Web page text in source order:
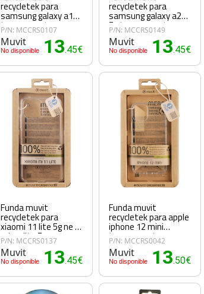
recycletek para
samsung galaxy a12
transparente
P/N: MCCRS0107
Muvit
No disponible 13.45€
recycletek para
samsung galaxy a22
5g transparente
P/N: MCCRS0149
Muvit
No disponible 13.45€
Funda muvit
recycletek para
xiaomi 11 lite 5g ne -
mi 11 lite 5g
transparente
P/N: MCCRS0137
Muvit
No disponible 13.45€
Funda muvit
recycletek para apple
iphone 12 mini
transparente
P/N: MCCRS0042
Muvit
No disponible 13.50€